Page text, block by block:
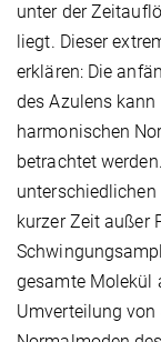
unter der
liegt. Dieser
erklären: Die
des Azulens
harmonischen
betrachtet
unterschiedlichen
kurzer Zeit außer
gesamte Molekül
Umverteilung